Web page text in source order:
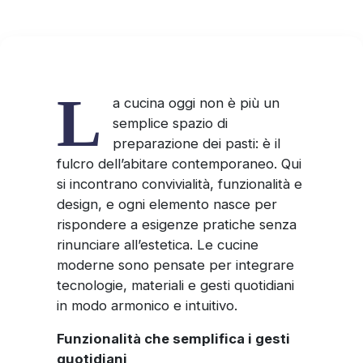
L
a cucina oggi non è più un
semplice spazio di
preparazione dei pasti: è il
fulcro dell’abitare contemporaneo. Qui
si incontrano convivialità, funzionalità e
design, e ogni elemento nasce per
rispondere a esigenze pratiche senza
rinunciare all’estetica. Le cucine
moderne sono pensate per integrare
tecnologie, materiali e gesti quotidiani
in modo armonico e intuitivo.
Funzionalità che semplifica i gesti
quotidiani